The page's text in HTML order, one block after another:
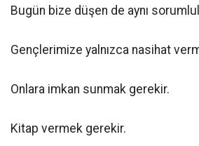
Bugün bize düşen de aynı
Gençlerimize yalnızca nasihat
Onlara imkan sunmak gerekir.
Kitap vermek gerekir.